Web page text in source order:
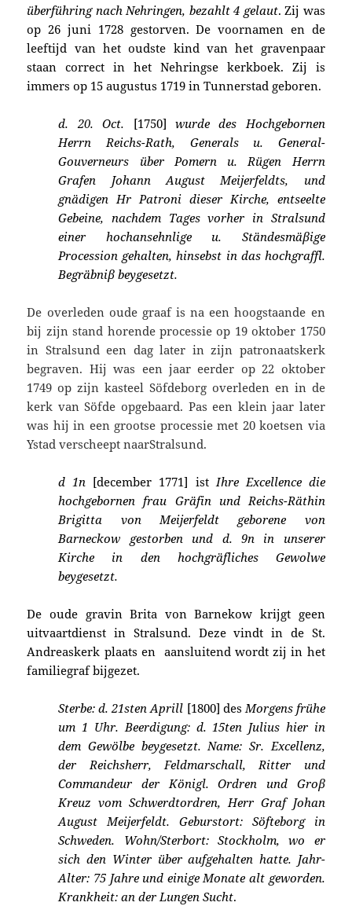
überführing nach Nehringen, bezahlt 4 gelaut. Zij was
op 26 juni 1728 gestorven.De voornamen en de
leeftijd van het oudste kind van het gravenpaar
staan correct in het Nehringse kerkboek. Zij is
immers op 15 augustus 1719 in Tunnerstad geboren.
d. 20. Oct. [1750] wurde des Hochgebornen
Herrn Reichs-Rath, Generals u. General-
Gouverneurs über Pomern u. Rügen Herrn
Grafen Johann August Meijerfeldts, und
gnädigen Hr Patroni dieser Kirche, entseelte
Gebeine, nachdem Tages vorher in Stralsund
einer hochansehnlige u. Ständesmäβige
Procession gehalten, hinsebst in das hochgraffl.
Begräbniβ beygesetzt.
De overleden oude graaf is na een hoogstaande en
bij zijn stand horende processie op 19 oktober 1750
in Stralsund een dag later in zijn patronaatskerk
begraven. Hij was een jaar eerder op 22 oktober
1749 op zijn kasteel Söfdeborg overleden en in de
kerk van Söfde opgebaard. Pas een klein jaar later
was hij in een grootse processie met 20 koetsen via
Ystad verscheept naarStralsund.
d 1n [december 1771] istIhre Excellence die
hochgebornen frau Gräfin und Reichs-Räthin
Brigitta von Meijerfeldt geborene von
Barneckow gestorben und d. 9n in unserer
Kirche in den hochgräfliches Gewolwe
beygesetzt.
De oude gravin Brita von Barnekow krijgt geen
uitvaartdienst in Stralsund. Deze vindt in de St.
Andreaskerk plaats en aansluitend wordt zij in het
familiegraf bijgezet.
Sterbe: d. 21sten Aprill [1800] des Morgens frühe
um 1 Uhr. Beerdigung: d. 15ten Julius hier in
dem Gewölbe beygesetzt. Name: Sr. Excellenz,
der Reichsherr, Feldmarschall, Ritter und
Commandeur der Königl. Ordren und Groβ
Kreuz vom Schwerdtordren, Herr Graf Johan
August Meijerfeldt. Geburstort: Söfteborg in
Schweden. Wohn/Sterbort: Stockholm, wo er
sich den Winter über aufgehalten hatte. Jahr-
Alter: 75 Jahre und einige Monate alt geworden.
Krankheit: an der Lungen Sucht.